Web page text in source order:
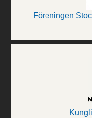
Föreningen